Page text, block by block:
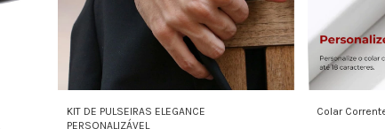
KIT DE PULSEIRAS ELEGANCE
PERSONALIZÁVEL
Colar